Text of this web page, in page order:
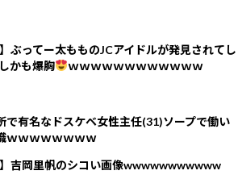
】ぶってー太もものJCアイドルが発見されてし
かも爆胸
ｗｗｗｗｗｗｗｗｗｗｗｗ
で有名なドスケベ女性主任(31)ソープで働い
ｗｗｗｗｗｗｗｗ
】吉岡里帆のシコい画像wwwwwwwwwww